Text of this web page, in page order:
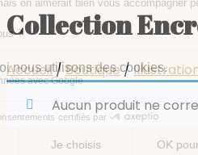
Collection
Accueil/ Boutique /
Aucun produit ne